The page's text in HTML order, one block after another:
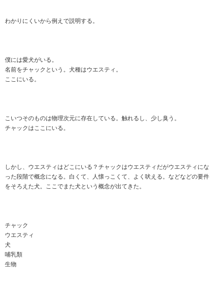
わかりにくいから例えで説明する。
僕には愛犬がいる。
名前をチャックという。犬種はウエスティ。
ここにいる。
こいつそのものは物理次元に存在している。触れるし、少し臭う。
チャックはここにいる。
しかし、ウエスティはどこにいる？チャックはウエスティだがウエスティにな
った段階で概念になる。白くて、人懐っこくて、よく吠える。などなどの要件
をそろえた犬。ここでまた犬という概念が出てきた。
チャック
ウエスティ
犬
哺乳類
生物